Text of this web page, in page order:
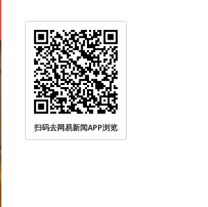
扫码去网易新闻APP浏览